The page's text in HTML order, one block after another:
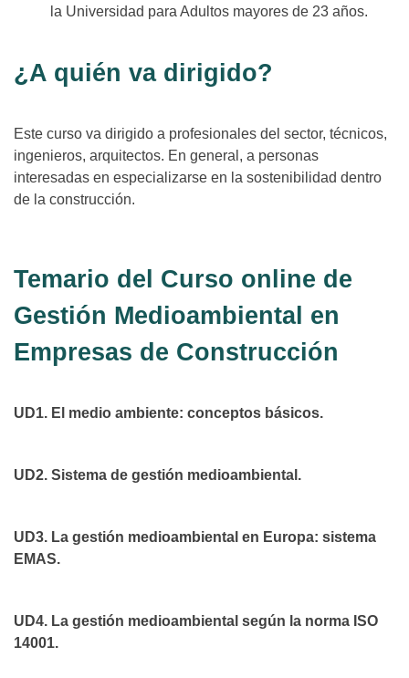
la Universidad para Adultos mayores de 23 años.
¿A quién va dirigido?
Este curso va dirigido a profesionales del sector, técnicos,
ingenieros, arquitectos. En general, a personas
interesadas en especializarse en la sostenibilidad dentro
de la construcción.
Temario del Curso online de
Gestión Medioambiental en
Empresas de Construcción
UD1. El medio ambiente: conceptos básicos.
UD2. Sistema de gestión medioambiental.
UD3. La gestión medioambiental en Europa: sistema
EMAS.
UD4. La gestión medioambiental según la norma ISO
14001.